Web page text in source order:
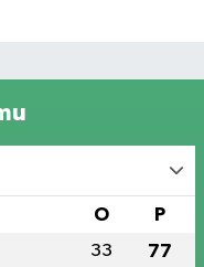
O P
33 77